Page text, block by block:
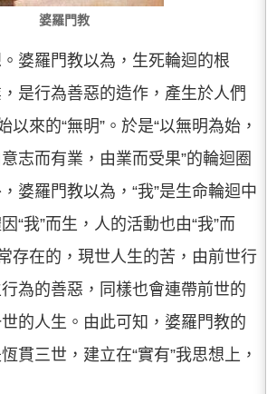
婆羅門教
婆羅門教以為，生死輪迴的根
是行為善惡的造作，產生於人們
以來的“無明”。於是“以無明為始，
志而有業，由業而受果”的輪迴圈
婆羅門教以為，“我”是生命輪迴中
“我”而生，人的活動也由“我”而
存在的，現世人生的苦，由前世行
為的善惡，同樣也會連帶前世的
的人生。由此可知，婆羅門教的
貫三世，建立在“實有”我思想上，